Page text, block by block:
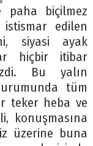
paha biçilmez
edilen
siyasi ayak
hiçbir itibar
Bu yalın
tüm
teker heba ve
konuşmasına
üzerine buna